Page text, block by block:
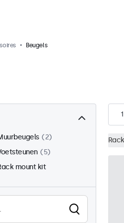
Beugels
2
5
mount kit
1